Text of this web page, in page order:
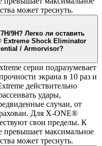
может треснуть.
9H? Легко ли оставить
Extreme Shock Eliminator
серии / Confidential / Armorvisor?
серии подразумевает
экрана в 10 раз и
действительно
удары,
случаи, от
Для X-ONE®
свои пределы. К
превышает максимальное
может треснуть.